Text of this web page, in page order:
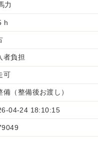
力
h
者負担
可
備（整備後お渡し）
04-24 18:10:15